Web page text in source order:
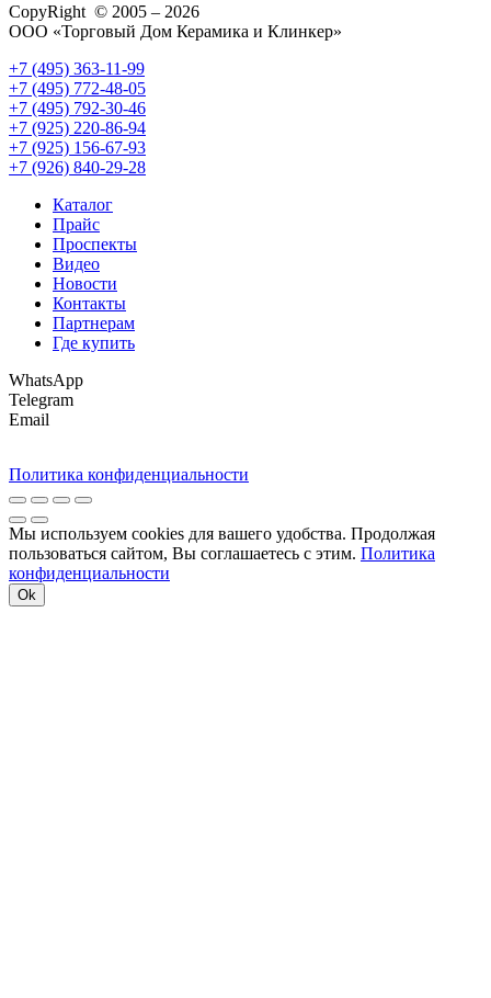
CopyRight © 2005 – 2026
ООО «Торговый Дом Керамика и Клинкер»
+7 (495) 363-11-99
+7 (495) 772-48-05
+7 (495) 792-30-46
+7 (925) 220-86-94
+7 (925) 156-67-93
+7 (926) 840-29-28
Каталог
Прайс
Проспекты
Видео
Новости
Контакты
Партнерам
Где купить
WhatsApp
Telegram
Email
Политика конфиденциальности
Мы используем cookies для вашего удобства. Продолжая
пользоваться сайтом, Вы соглашаетесь с этим. Политика
конфиденциальности
Ok